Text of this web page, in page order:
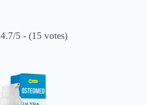
4.7/5 - (15 votes)